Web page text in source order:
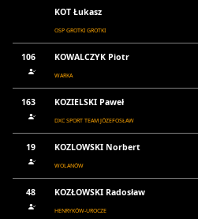
KOT Łukasz
OSP GROTKI GROTKI
106 KOWALCZYK Piotr
WARKA
163 KOZIELSKI Paweł
DXC SPORT TEAM JÓZEFOSŁAW
19 KOZLOWSKI Norbert
WOLANÓW
48 KOZŁOWSKI Radosław
HENRYKÓW-UROCZE